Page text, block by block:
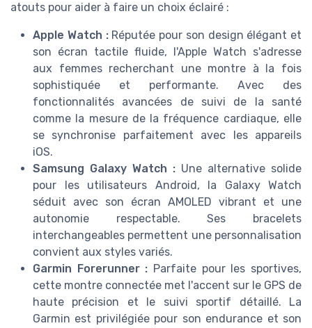
atouts pour aider à faire un choix éclairé :
Apple Watch :Réputée pour son design élégant et
son écran tactile fluide, l'Apple Watch s'adresse
aux femmes recherchant une montre à la fois
sophistiquée et performante. Avec des
fonctionnalités avancées de suivi de la santé
comme la mesure de la fréquence cardiaque, elle
se synchronise parfaitement avec les appareils
iOS.
Samsung Galaxy Watch : Une alternative solide
pour les utilisateurs Android, la Galaxy Watch
séduit avec son écran AMOLED vibrant et une
autonomie respectable. Ses bracelets
interchangeables permettent une personnalisation
convient aux styles variés.
Garmin Forerunner : Parfaite pour les sportives,
cette montre connectée met l'accent sur le GPS de
haute précision et le suivi sportif détaillé. La
Garmin est privilégiée pour son endurance et son